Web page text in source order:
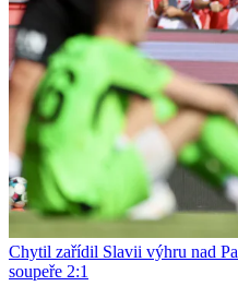
Chytil zařídil Slavii výhru nad
soupeře 2:1